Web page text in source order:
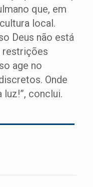
que, em
local.
Deus não está
restrições
age no
Onde
luz!”, conclui.